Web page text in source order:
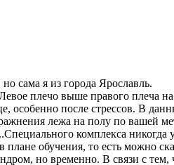
сама я из города Ярославль.
плечо выше правого плеча на
особенно после стрессов. В
лежа на полу по вашей
комплекса никогда
обучения, то есть можно
но временно. В связи с тем,